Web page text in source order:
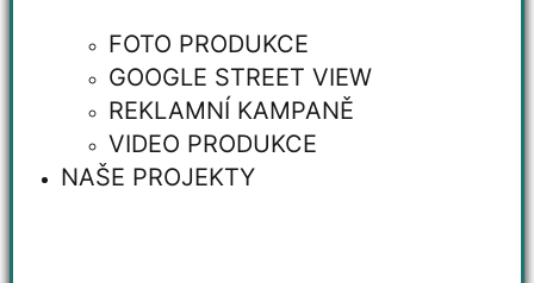
FOTO PRODUKCE
GOOGLE STREET VIEW
REKLAMNÍ KAMPANĚ
VIDEO PRODUKCE
NAŠE PROJEKTY